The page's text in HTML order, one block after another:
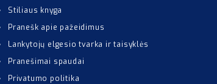
Stiliaus knyga
Pranešk apie pažeidimus
Lankytojų elgesio tvarka ir taisyklės
Pranešimai spaudai
Privatumo politika